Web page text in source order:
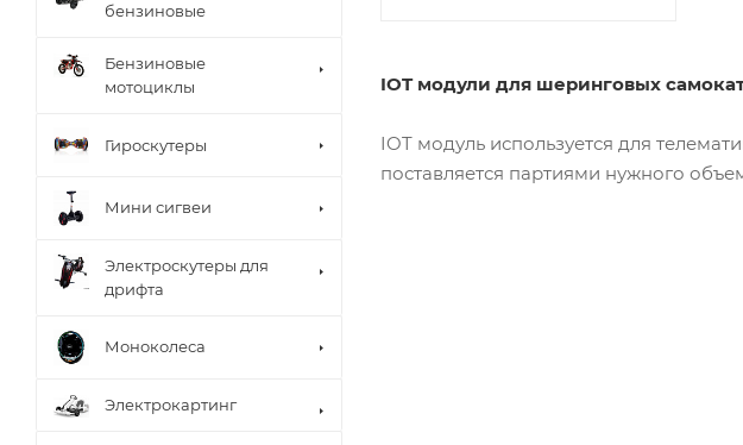
IOT модули для шеринговых
IOT модуль используется для
поставляется партиями нужного
бензиновые
Бензиновые
мотоциклы
Гироскутеры
Мини сигвеи
Электроскутеры для
дрифта
Моноколеса
Электрокартинг